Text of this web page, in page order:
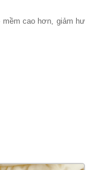
cao hơn, giảm hư